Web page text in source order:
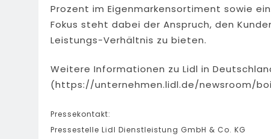
Prozent im Eigenmarkensortiment sowie
Fokus steht dabei der Anspruch, den
Leistungs-Verhältnis zu bieten.
Weitere Informationen zu Lidl in
(https://unternehmen.lidl.de/newsroom/
Pressekontakt:
Pressestelle Lidl Dienstleistung GmbH & Co. KG